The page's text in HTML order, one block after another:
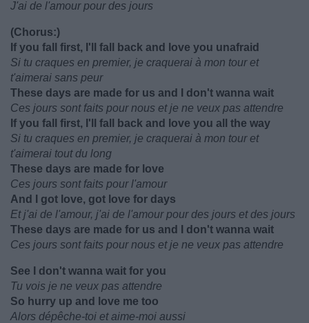
J'ai de l'amour pour des jours
(Chorus:)
If you fall first, I'll fall back and love you unafraid
Si tu craques en premier, je craquerai à mon tour et
t'aimerai sans peur
These days are made for us and I don't wanna wait
Ces jours sont faits pour nous et je ne veux pas attendre
If you fall first, I'll fall back and love you all the way
Si tu craques en premier, je craquerai à mon tour et
t'aimerai tout du long
These days are made for love
Ces jours sont faits pour l'amour
And I got love, got love for days
Et j'ai de l'amour, j'ai de l'amour pour des jours et des jours
These days are made for us and I don't wanna wait
Ces jours sont faits pour nous et je ne veux pas attendre
See I don't wanna wait for you
Tu vois je ne veux pas attendre
So hurry up and love me too
Alors dépêche-toi et aime-moi aussi